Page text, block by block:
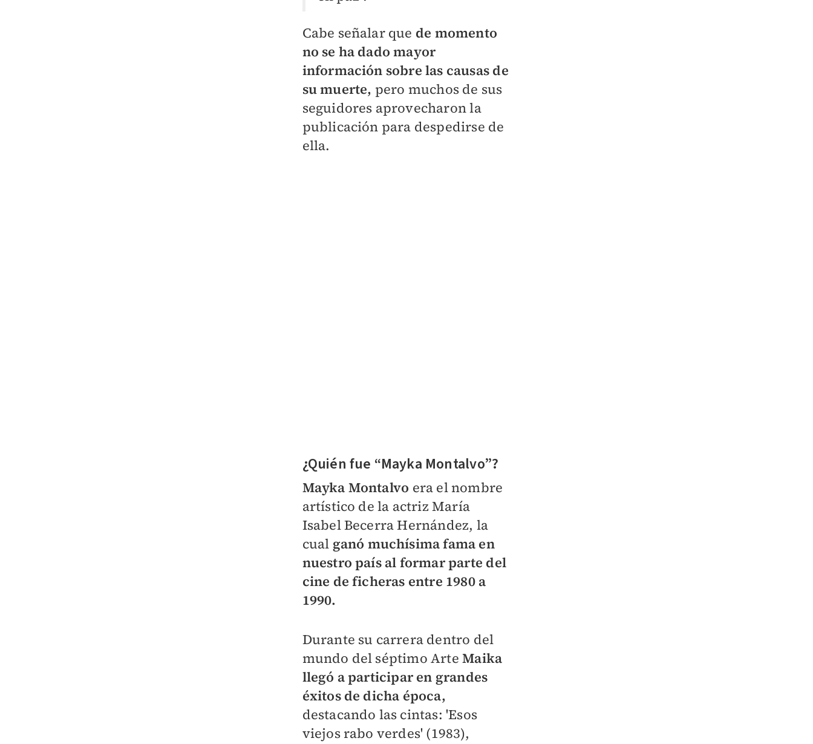
Cabe señalar que de momento
no se ha dado mayor
información sobre las causas de
su muerte, pero muchos de sus
seguidores aprovecharon la
publicación para despedirse de
ella.
¿Quién fue “Mayka Montalvo”?
Mayka Montalvo era el nombre
artístico de la actriz María
Isabel Becerra Hernández, la
cual ganó muchísima fama en
nuestro país al formar parte del
cine de ficheras entre 1980 a
1990.
Durante su carrera dentro del
mundo del séptimo Arte Maika
llegó a participar en grandes
éxitos de dicha época,
destacando las cintas: 'Esos
viejos rabo verdes' (1983),